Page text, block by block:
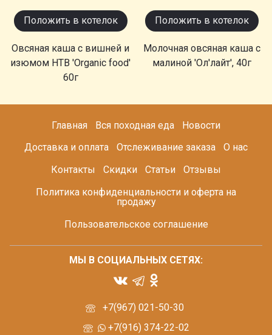
Положить в котелок
Овсяная каша с вишней и
изюмом НТВ 'Organic food'
60г
Положить в котелок
Молочная овсяная каша с
малиной 'Ол'лайт', 40г
Главная Вся походная еда
Новости
Доставка и оплата
Отслеживание заказа
О нас
Контакты
Скидки Статьи
Отзывы
Политика конфиденциальности и оферта на
продажу
Пользовательское соглашение
+7(967) 021-50-30
+7(916) 374-22-02
МЫ В СОЦИАЛЬНЫХ СЕТЯХ: